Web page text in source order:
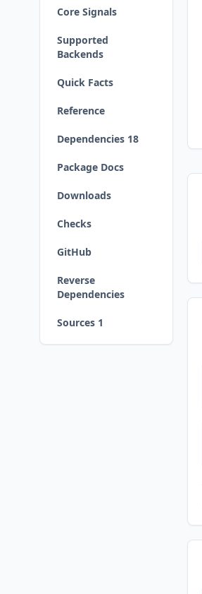
Core Signals
Supported
Backends
Quick Facts
Reference
Dependencies 18
Package Docs
Downloads
Checks
GitHub
Reverse
Dependencies
Sources 1